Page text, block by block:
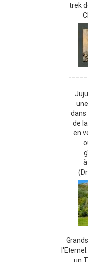
trek
dans
de
en
un